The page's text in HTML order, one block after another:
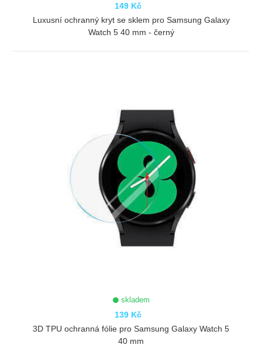
149 Kč
Luxusní ochranný kryt se sklem pro Samsung Galaxy
Watch 5 40 mm - černý
skladem
139 Kč
3D TPU ochranná fólie pro Samsung Galaxy Watch 5
40 mm